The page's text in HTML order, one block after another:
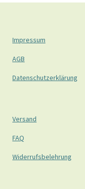
Impressum
AGB
Datenschutzerklärung
Versand
FAQ
Widerrufsbelehrung